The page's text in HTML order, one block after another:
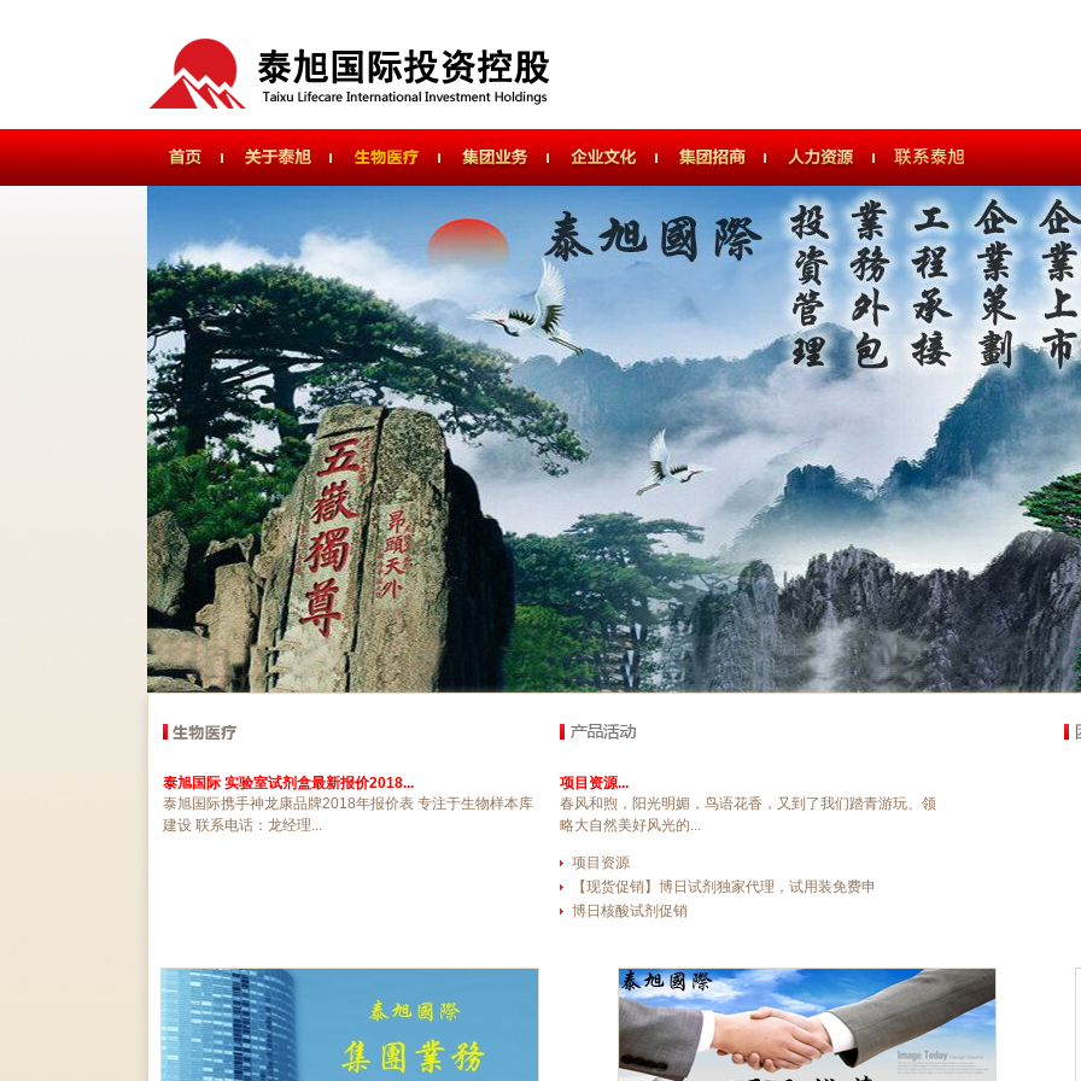
泰旭国际 实验室试剂盒最新报价2018...
泰旭国际携手神龙康品牌2018年报价表 专注于生物样本库
建设 联系电话：龙经理...
项目资源...
春风和煦，阳光明媚，鸟语花香，又到了我们踏青游玩、领
略大自然美好风光的...
项目资源
【现货促销】博日试剂独家代理，试用装免费申
博日核酸试剂促销